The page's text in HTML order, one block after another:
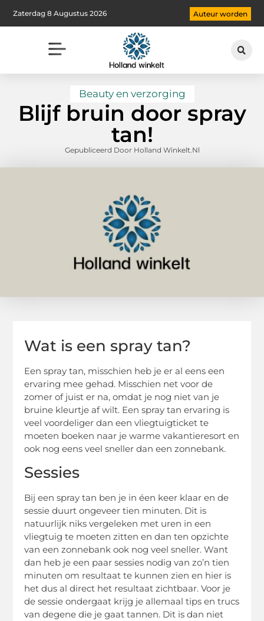
Zaterdag 8 Augustus 2026 Auteur worden
Beauty en verzorging
Blijf bruin door spray
tan!
Gepubliceerd Door Holland Winkelt.nl
Wat is een spray tan?
Een spray tan, misschien heb je er al eens een
ervaring mee gehad. Misschien net voor de
zomer of juist er na, omdat je nog niet van je
bruine kleurtje af wilt. Een spray tan ervaring is
veel voordeliger dan een vliegtuigticket te
moeten boeken naar je warme vakantieresort en
ook nog eens veel sneller dan een zonnebank.
Sessies
Bij een spray tan ben je in éen keer klaar en de
sessie duurt ongeveer tien minuten. Dit is
natuurlijk niks vergeleken met uren in een
vliegtuig te moeten zitten en dan ten opzichte
van een zonnebank ook nog veel sneller. Want
dan heb je een paar sessies nodig van zo’n tien
minuten om resultaat te kunnen zien en hier is
het dus al direct het resultaat zichtbaar. Voor je
de sessie ondergaat krijg je allemaal tips en trucs
van degene die je gaat tannen. Dit is dan niet